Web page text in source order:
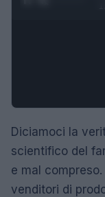
Diciamoci la
scientifico del
e mal
venditori di